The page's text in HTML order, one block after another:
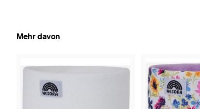
Mehr davon